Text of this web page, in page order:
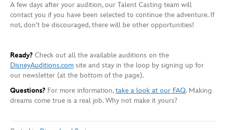
A few days after your audition, our Talent Casting team will
contact you if you have been selected to continue the adventure. If
not, don’t be discouraged, there will be other opportunities!
Ready? Check out all the available auditions on the
DisneyAuditions.com site and stay in the loop by signing up for
our newsletter (at the bottom of the page).
Questions? For more information,take a look at our FAQ. Making
dreams come true is a real job. Why not make it yours?